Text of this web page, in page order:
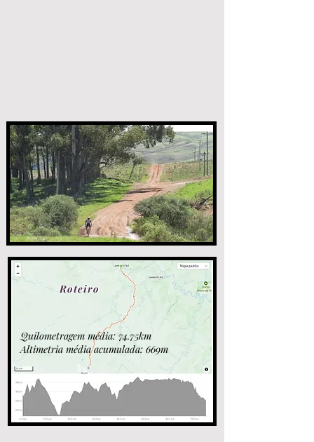
Roteiro
Quilometragem média: 74.75km
Altimetria média acumulada: 669m